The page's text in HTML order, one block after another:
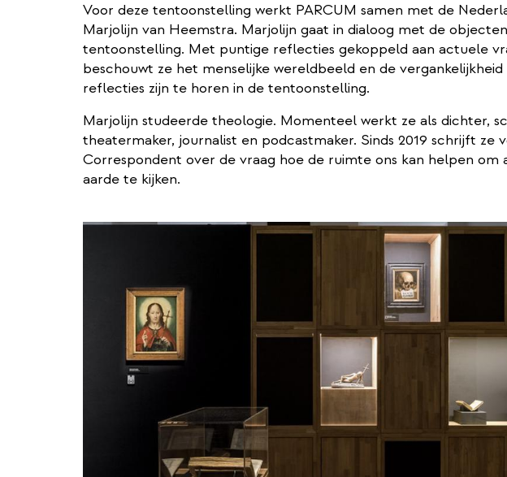
Voor deze tentoonstelling werkt PARCUM samen met de
Marjolijn van Heemstra. Marjolijn gaat in dialoog met de objecten
tentoonstelling. Met puntige reflecties gekoppeld aan actuele
beschouwt ze het menselijke wereldbeeld en de vergankelijkheid
reflecties zijn te horen in de tentoonstelling.
Marjolijn studeerde theologie. Momenteel werkt ze als dichter,
theatermaker, journalist en podcastmaker. Sinds 2019 schrijft ze
Correspondent over de vraag hoe de ruimte ons kan helpen om
aarde te kijken.